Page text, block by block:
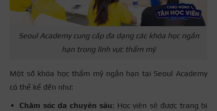
Seoul Academy cung cấp đa dạng các khóa học ngắn
hạn trong lĩnh vực thẩm mỹ
Một số khóa học thẩm mỹ ngắn hạn tại Seoul Academy
có thể kể đến như:
Chăm sóc da chuyên sâu: Học viên sẽ được trang bị